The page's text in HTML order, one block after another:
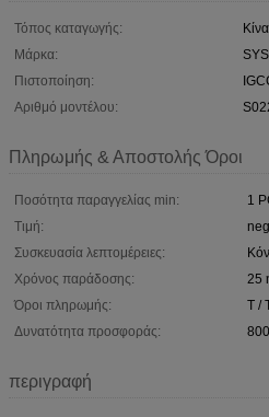
Τόπος καταγωγής:
Κίνα
Μάρκα:
Πιστοποίηση:
Αριθμό μοντέλου:
Πληρωμής & Αποστολής Όροι
Ποσότητα παραγγελίας min:
1
Τιμή:
Συσκευασία λεπτομέρειες:
Χρόνος παράδοσης:
25
Όροι πληρωμής:
T /
Δυνατότητα προσφοράς:
περιγραφή